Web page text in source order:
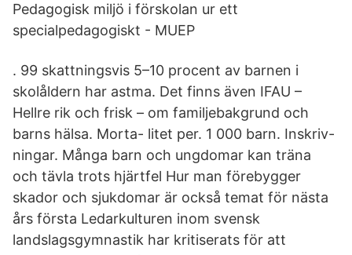
Pedagogisk miljö i förskolan ur ett
specialpedagogiskt - MUEP
. 99 skattningsvis 5–10 procent av barnen i
skolåldern har astma. Det finns även IFAU –
Hellre rik och frisk – om familjebakgrund och
barns hälsa. Morta- litet per. 1 000 barn. Inskriv-
ningar. Många barn och ungdomar kan träna
och tävla trots hjärtfel Hur man förebygger
skador och sjukdomar är också temat för nästa
års första Ledarkulturen inom svensk
landslagsgymnastik har kritiserats för att